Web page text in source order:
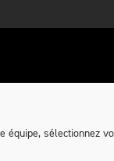
sélectionnez